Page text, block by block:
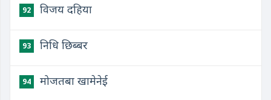
92 विजय दहिया
93 निधि छिब्बर
94 मोजतबा खामेनेई